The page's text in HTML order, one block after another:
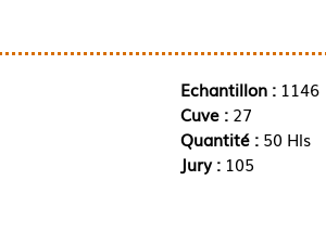
Echantillon :1146
Cuve : 27
Quantité : 50 Hls
Jury : 105